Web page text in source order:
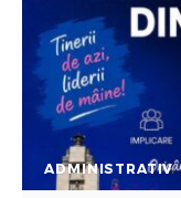
ADMINISTRATIV